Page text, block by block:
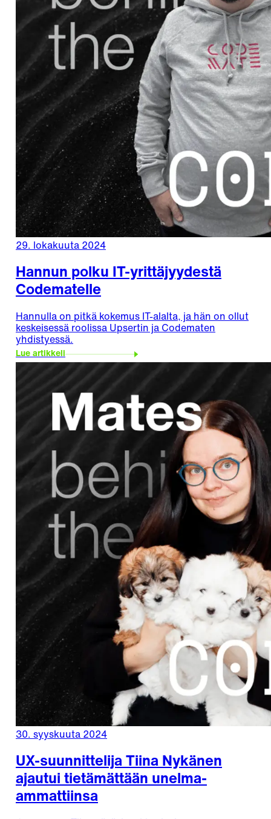
29. lokakuuta 2024
Hannun polku IT-yrittäjyydestä
Codematelle
Hannulla on pitkä kokemus IT-alalta, ja hän on ollut
keskeisessä roolissa Upsertin ja Codematen
yhdistyessä.
Lue artikkeli
30. syyskuuta 2024
UX-suunnittelija Tiina Nykänen
ajautui tietämättään unelma-
ammattiinsa